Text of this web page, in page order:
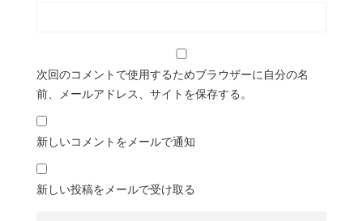
次回のコメントで使用するためブラウザーに自分の名
前、メールアドレス、サイトを保存する。
新しいコメントをメールで通知
新しい投稿をメールで受け取る